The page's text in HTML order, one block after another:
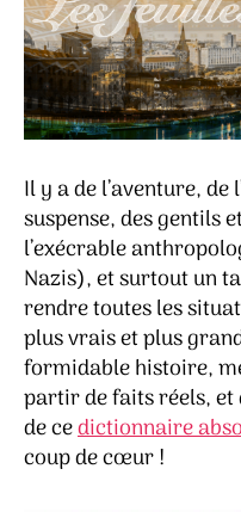
Il y a de l’aventure, de
suspense, des gentils
l’exécrable
Nazis), et surtout un
rendre toutes les
plus vrais et plus
formidable histoire,
partir de faits réels, et
de cedictionnaire
coup de cœur !